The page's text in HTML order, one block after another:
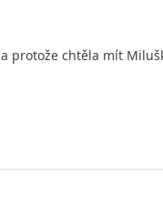
protože chtěla mít